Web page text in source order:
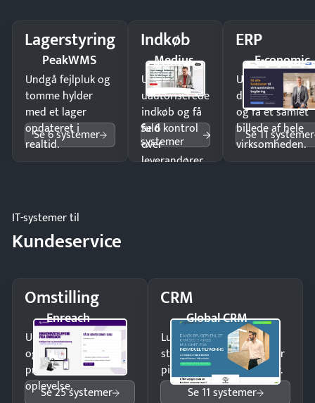
Lagerstyring
PeakWMS
Undgå fejlpluk og
tomme hylder
med et lager
opdateret i
realtid.
Se 6 systemer
Indkøb
Medius
Undgå
uautoriserede
indkøb og få
fuld kontrol
over
leverandører
Se 6
systemer
ERP
E-conomic
Undgå
og få ét samlet
billede af hele
virksomheden.
Se 11 systemer
IT-systemer til
Kundeservice
Omstilling
Enreach
Undgå tabte opkald
og giv kunderne en
professionel
oplevelse.
Se 25 systemer
CRM
Global CRM
Luk flere salg med et
struktureret overblik over
pipeline og opfølgninger.
Se 11 systemer